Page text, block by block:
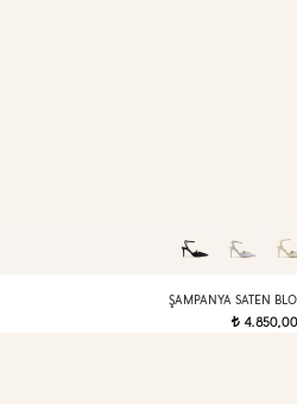
ŞAMPANYA SATEN
t 4.850,00